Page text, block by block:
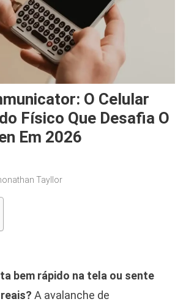
O Celular
Físico Que Desafia O
Em 2026
Tayllor
bem rápido na tela ou sente
A avalanche de